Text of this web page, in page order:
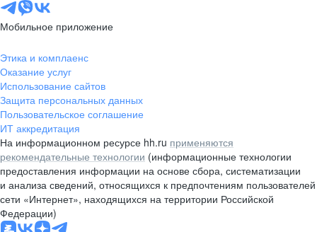
Мобильное приложение
Этика и комплаенс
Оказание услуг
Использование сайтов
Защита персональных данных
Пользовательское соглашение
ИТ аккредитация
На информационном ресурсе hh.ru применяются
рекомендательные технологии (информационные технологии
предоставления информации на основе сбора, систематизации
и анализа сведений, относящихся к предпочтениям пользователей
сети «Интернет», находящихся на территории Российской
Федерации)